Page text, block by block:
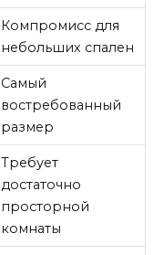
Компромисс для
небольших спален
Самый
востребованный
размер
Требует
достаточно
просторной
комнаты